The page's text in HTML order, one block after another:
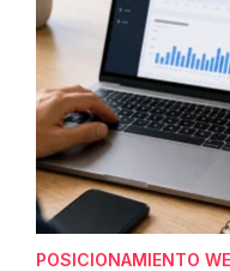
POSICIONAMIENTO